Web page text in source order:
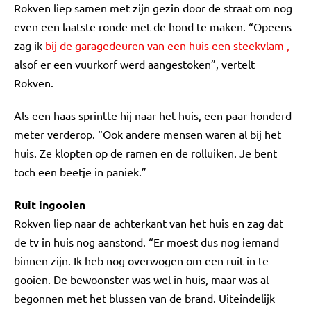
Rokven liep samen met zijn gezin door de straat om nog
even een laatste ronde met de hond te maken. “Opeens
zag ik bij de garagedeuren van een huis een steekvlam ,
alsof er een vuurkorf werd aangestoken”, vertelt
Rokven.
Als een haas sprintte hij naar het huis, een paar honderd
meter verderop. “Ook andere mensen waren al bij het
huis. Ze klopten op de ramen en de rolluiken. Je bent
toch een beetje in paniek.”
Ruit ingooien
Rokven liep naar de achterkant van het huis en zag dat
de tv in huis nog aanstond. “Er moest dus nog iemand
binnen zijn. Ik heb nog overwogen om een ruit in te
gooien. De bewoonster was wel in huis, maar was al
begonnen met het blussen van de brand. Uiteindelijk